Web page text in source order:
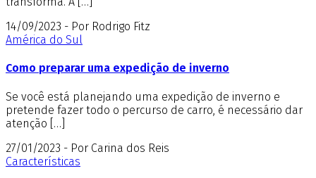
14/09/2023 - Por Rodrigo Fitz
América do Sul
Como preparar uma expedição de inverno
Se você está planejando uma expedição de inverno e
pretende fazer todo o percurso de carro, é necessário dar
atenção […]
27/01/2023 - Por Carina dos Reis
Características